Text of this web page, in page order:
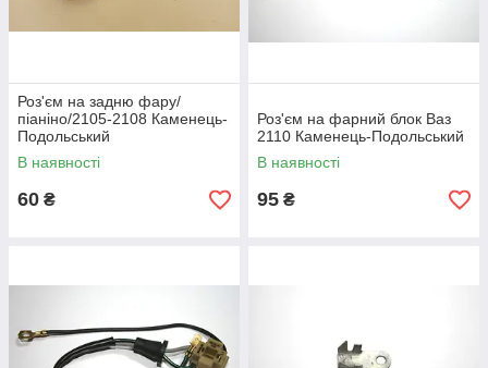
Роз'єм на задню фару/
піаніно/2105-2108 Каменець-
Подольський
В наявності
60 ₴
Роз'єм на фарний блок Ваз
2110 Каменець-Подольський
В наявності
95 ₴